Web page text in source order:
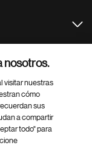
nosotros.
visitar nuestras
cómo
sus
a compartir
todo" para